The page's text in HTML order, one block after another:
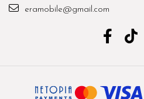
eramobile@gmail.com